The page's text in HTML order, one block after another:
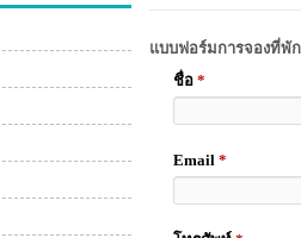
แบบฟอร์มการจองที่พัก
ชื่อ *
Email *